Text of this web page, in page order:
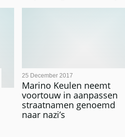
Marino Keulen neemt
voortouw in aanpassen
straatnamen genoemd
naar nazi’s
25 December 2017